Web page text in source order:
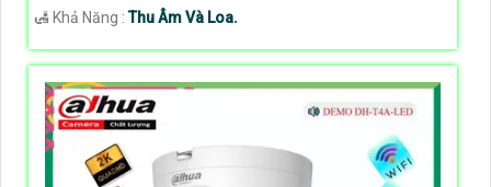
️🛃 Khả Năng :Thu Âm Và Loa.